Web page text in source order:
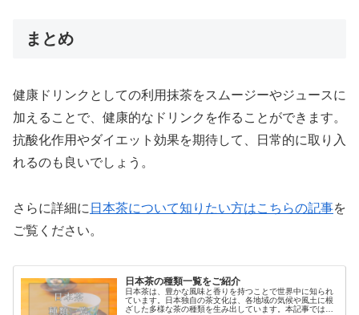
まとめ
健康ドリンクとしての利用抹茶をスムージーやジュースに
加えることで、健康的なドリンクを作ることができます。
抗酸化作用やダイエット効果を期待して、日常的に取り入
れるのも良いでしょう。
さらに詳細に 日本茶について知りたい方はこちらの記事を
ご覧ください。
日本茶の種類一覧をご紹介
日本茶は、豊かな風味と香りを持つことで世界中に知られ
ています。日本独自の茶文化は、各地域の気候や風土に根
ざした多様な茶の種類を生み出しています。本記事では、